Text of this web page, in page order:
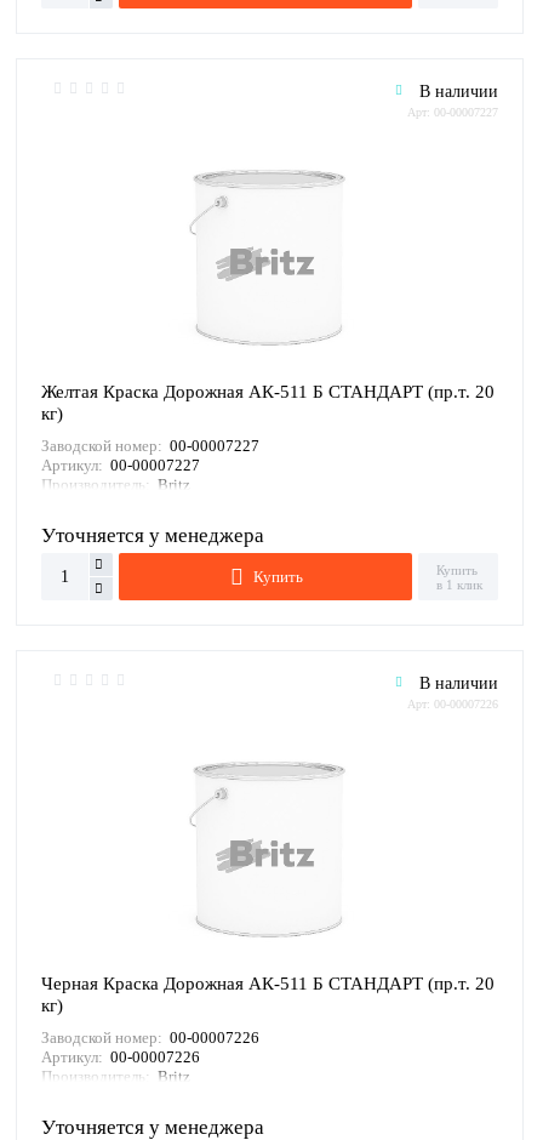
В наличии
Арт: 00-00007227
Желтая Краска Дорожная АК-511 Б СТАНДАРТ (пр.т. 20
кг)
Заводской номер: 00-00007227
Артикул: 00-00007227
Производитель: Britz
Уточняется у менеджера
Купить
Купить
в 1 клик
В наличии
Арт: 00-00007226
Черная Краска Дорожная АК-511 Б СТАНДАРТ (пр.т. 20
кг)
Заводской номер: 00-00007226
Артикул: 00-00007226
Производитель: Britz
Уточняется у менеджера